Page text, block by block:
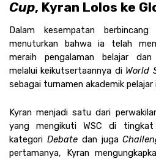
Cup, Kyran Lolos ke
Dalam kesempatan
menuturkan bahwa ia telah
meraih pengalaman belajar dan
melalui keikutsertaannya di World
sebagai turnamen akademik pelajar
Kyran menjadi satu dari
yang mengikuti WSC di tingkat
kategori Debate dan juga
pertamanya, Kyran